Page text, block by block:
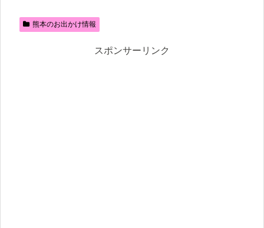
熊本のお出かけ情報
スポンサーリンク